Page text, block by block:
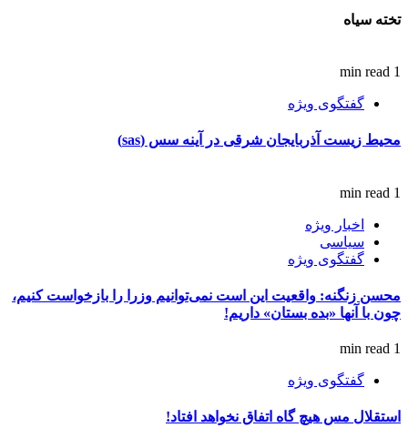
تخته سیاه
1 min read
گفتگوی ویژه
محیط زیست آذربایجان شرقی در آینه سس (sas)
1 min read
اخبار ویژه
سیاسی
گفتگوی ویژه
محسن زنگنه: واقعیت این است نمی‌توانیم وزرا را بازخواست کنیم،
چون با آنها «بده بستان» داریم!
1 min read
گفتگوی ویژه
استقلال مس هیچ گاه اتفاق نخواهد افتاد!